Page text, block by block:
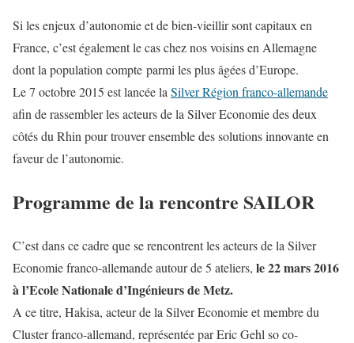
Si les enjeux d’autonomie et de bien-vieillir sont capitaux en
France, c’est également le cas chez nos voisins en Allemagne
dont la population compte parmi les plus âgées d’Europe.
Le 7 octobre 2015 est lancée la Silver Région franco-allemande
afin de rassembler les acteurs de la Silver Economie des deux
côtés du Rhin pour trouver ensemble des solutions innovante en
faveur de l’autonomie.
Programme de la rencontre SAILOR
C’est dans ce cadre que se rencontrent les acteurs de la Silver
Economie franco-allemande autour de 5 ateliers, le 22 mars 2016
à l’Ecole Nationale d’Ingénieurs de Metz.
A ce titre, Hakisa, acteur de la Silver Economie et membre du
Cluster franco-allemand, représentée par Eric Gehl so co-